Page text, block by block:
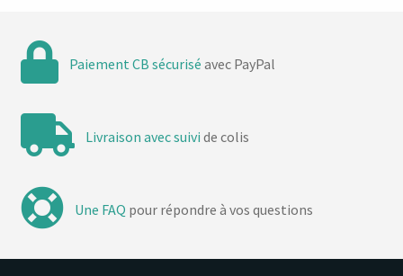
Paiement CB sécurisé avec PayPal
Livraison avec suivi de colis
Une FAQ pour répondre à vos questions